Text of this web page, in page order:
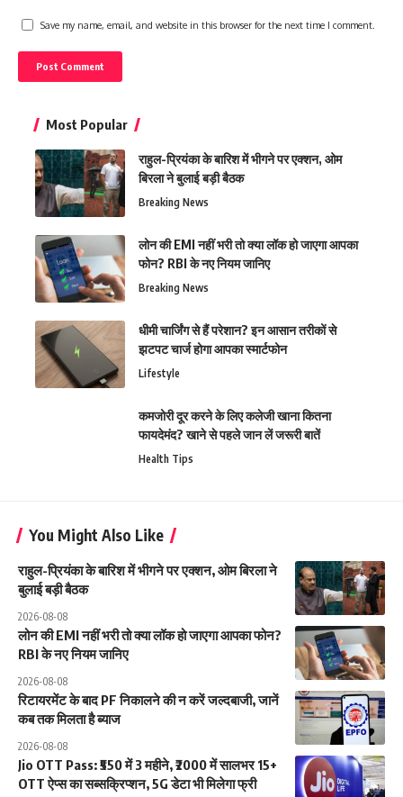
Save my name, email, and website in this browser for the next time I comment.
Most Popular
राहुल-प्रियंका के बारिश में भीगने पर एक्शन, ओम
बिरला ने बुलाई बड़ी बैठक
Breaking News
लोन की EMI नहीं भरी तो क्या लॉक हो जाएगा आपका
फोन? RBI के नए नियम जानिए
Breaking News
धीमी चार्जिंग से हैं परेशान? इन आसान तरीकों से
झटपट चार्ज होगा आपका स्मार्टफोन
Lifestyle
कमजोरी दूर करने के लिए कलेजी खाना कितना
फायदेमंद? खाने से पहले जान लें जरूरी बातें
Health Tips
You Might Also Like
राहुल-प्रियंका के बारिश में भीगने पर एक्शन, ओम बिरला ने
बुलाई बड़ी बैठक
2026-08-08
लोन की EMI नहीं भरी तो क्या लॉक हो जाएगा आपका फोन?
RBI के नए नियम जानिए
2026-08-08
रिटायरमेंट के बाद PF निकालने की न करें जल्दबाजी, जानें
कब तक मिलता है ब्याज
2026-08-08
Jio OTT Pass: ₹550 में 3 महीने, ₹2000 में सालभर 15+
OTT ऐप्स का सब्सक्रिप्शन, 5G डेटा भी मिलेगा फ्री